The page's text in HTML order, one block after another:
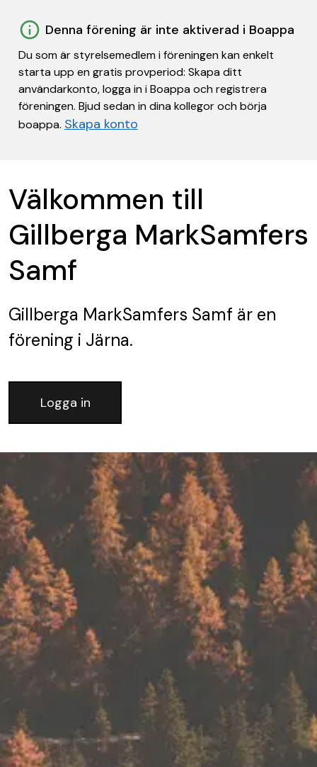
Denna förening är inte aktiverad i Boappa
Du som är styrelsemedlem i föreningen kan enkelt
starta upp en gratis provperiod: Skapa ditt
användarkonto, logga in i Boappa och registrera
föreningen. Bjud sedan in dina kollegor och börja
boappa. Skapa konto
Välkommen till
Gillberga MarkSamfers
Samf
Gillberga MarkSamfers Samf är en
förening i Järna.
Logga in